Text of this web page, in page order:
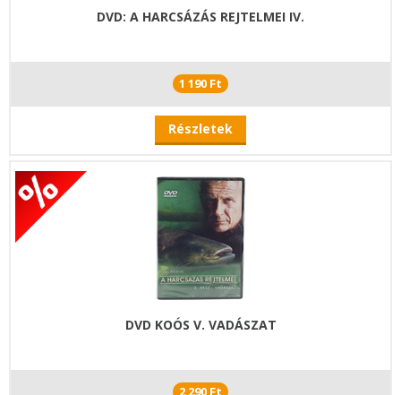
DVD: A HARCSÁZÁS REJTELMEI IV.
1 190 Ft
Részletek
DVD KOÓS V. VADÁSZAT
2 290 Ft